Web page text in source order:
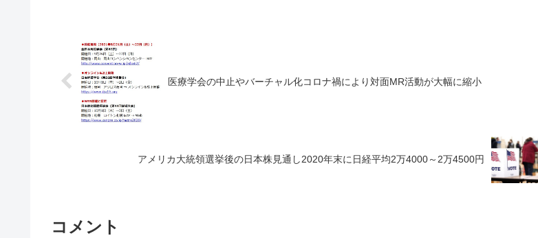
医療学会の中止やバーチャル化コロナ禍により対面MR活動が大幅に縮小
アメリカ大統領選挙後の日本株見通し2020年末に日経平均2万4000～2万4500円
コメント